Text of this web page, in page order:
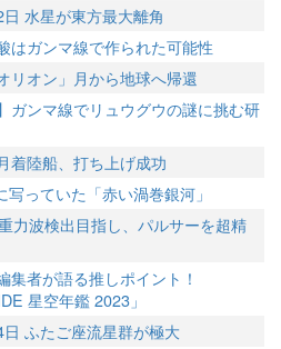
水星が東方最大離角
はガンマ線で作られた可能性
リオン」月から地球へ帰還
ガンマ線でリュウグウの謎に挑む研
着陸船、打ち上げ成功
っていた「赤い渦巻銀河」
力波検出目指し、パルサーを超精
集者が語る推しポイント！
星空年鑑 2023」
ふたご座流星群が極大